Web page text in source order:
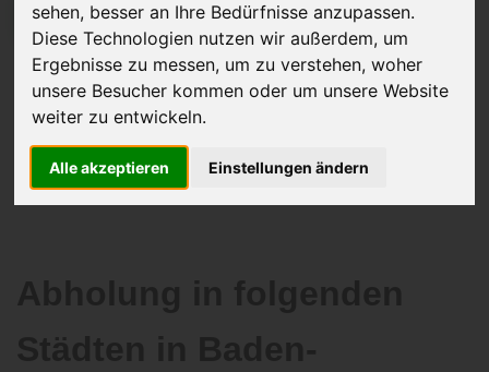
sehen, besser an Ihre Bedürfnisse anzupassen.
Diese Technologien nutzen wir außerdem, um
Ergebnisse zu messen, um zu verstehen, woher
unsere Besucher kommen oder um unsere Website
weiter zu entwickeln.
Alle akzeptieren Einstellungen ändern
JETZT KOSTENLOSE BEWERTUNG
Kostenloses Angebotfür den Ankauf Ihres Autos inklusive der
Abholung, auf Wunsch sofort Geld. Ihre Daten werden nicht mit Dritten
Wir garantieren 100% Sicherheit.